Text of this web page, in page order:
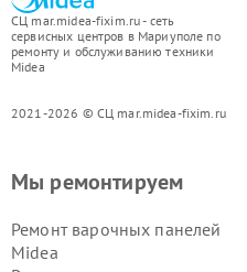
СЦ mar.midea-fixim.ru - сеть
сервисных центров в Мариуполе по
ремонту и обслуживанию техники
Midea
2021-2026 © СЦ mar.midea-fixim.ru
Мы ремонтируем
Ремонт варочных панелей
Midea